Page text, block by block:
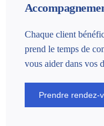
Chaque client
prend le temps de
vous aider dans vos
Prendre rendez-